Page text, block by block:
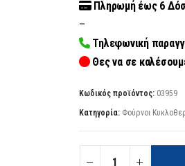
Πληρωμή έως 6
–
Τηλεφωνική
Θες να σε
Κωδικός προϊόντος: 03959
Κατηγορία: Φούρνοι